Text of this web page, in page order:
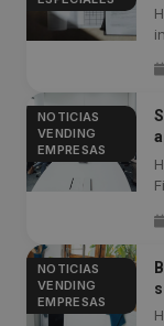
NOTICIAS
VENDING
EMPRESAS
NOTICIAS
VENDING
EMPRESAS